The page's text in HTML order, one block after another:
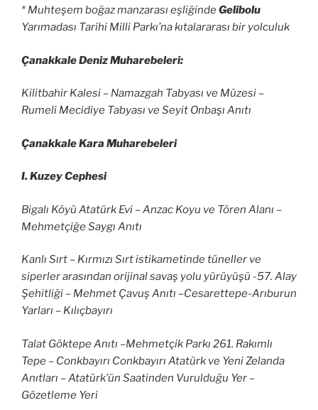
* Muhteşem boğaz manzarası eşliğindeGelibolu
Yarımadası Tarihi Milli Parkı’na kıtalararası bir yolculuk
Çanakkale Deniz Muharebeleri:
Kilitbahir Kalesi – Namazgah Tabyası ve Müzesi –
Rumeli Mecidiye Tabyası ve Seyit Onbaşı Anıtı
Çanakkale Kara Muharebeleri
I. Kuzey Cephesi
Bigalı Köyü Atatürk Evi – Anzac Koyu ve Tören Alanı –
Mehmetçiğe Saygı Anıtı
Kanlı Sırt – Kırmızı Sırt istikametinde tüneller ve
siperler arasından orijinal savaş yolu yürüyüşü -57. Alay
Şehitliği – Mehmet Çavuş Anıtı –Cesarettepe-Arıburun
Yarları – Kılıçbayırı
Talat Göktepe Anıtı –Mehmetçik Parkı 261. Rakımlı
Tepe – Conkbayırı Conkbayırı Atatürk ve Yeni Zelanda
Anıtları – Atatürk’ün Saatinden Vurulduğu Yer –
Gözetleme Yeri